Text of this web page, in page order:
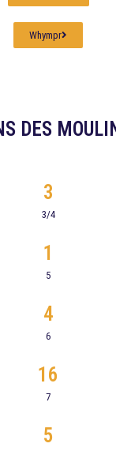
Whympr
DES
3/4
3
5
1
6
4
7
16
5